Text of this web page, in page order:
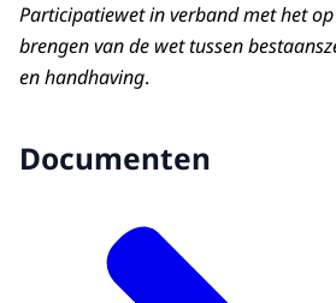
Participatiewet in verband met het
brengen van de wet tussen
en handhaving.
Documenten